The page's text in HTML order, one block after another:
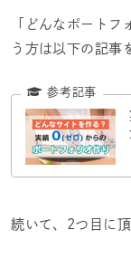
「どんなポート
う方は以下の記事
続いて、2つ目に